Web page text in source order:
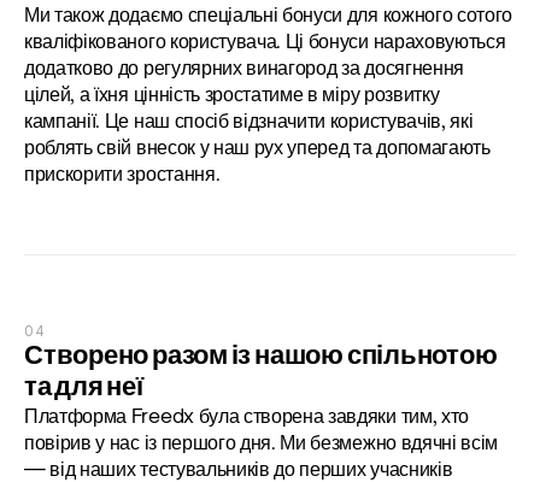
Ми також додаємо спеціальні бонуси для кожного сотого
кваліфікованого користувача. Ці бонуси нараховуються
додатково до регулярних винагород за досягнення
цілей, а їхня цінність зростатиме в міру розвитку
кампанії. Це наш спосіб відзначити користувачів, які
роблять свій внесок у наш рух уперед та допомагають
прискорити зростання.
04
Створено разом із нашою спільнотою
та для неї
Платформа Freedx була створена завдяки тим, хто
повірив у нас із першого дня. Ми безмежно вдячні всім
— від наших тестувальників до перших учасників